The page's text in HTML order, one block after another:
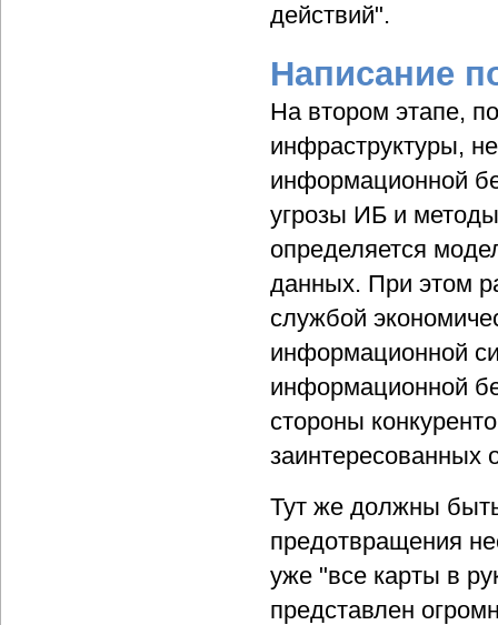
действий".
Написание
На втором этапе,
инфраструктуры,
информационной
угрозы ИБ и
определяется
данных. При этом
службой
информационной
информационной
стороны
заинтересованных
Тут же должны
предотвращения
уже "все карты в
представлен